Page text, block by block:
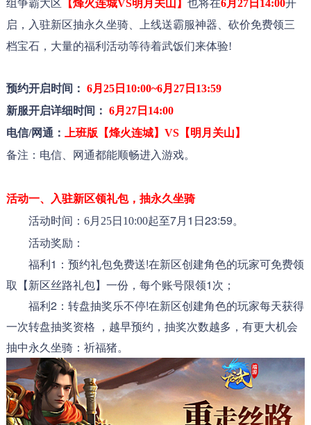
组争霸大区 【烽火连城VS明月关山】 也将在6月27日14:00开
启，入驻新区抽永久坐骑、上线送霸服神器、砍价免费领三
档宝石，大量的福利活动等待着武饭们来体验!
预约开启时间： 6月25日10:00~6月27日13:59
新服开启详细时间： 6月27日14:00
电信/网通：
上班版【烽火连城】VS【明月关山 】
备注：电信、网通都能顺畅进入游戏。
活动一、入驻新区领礼包，抽永久坐骑
活动时间：6月25日10:00起至7月1日23:59。
活动奖励：
福利1：预约礼包免费送!在新区创建角色的玩家可免费领
取【新区丝路礼包】一份，每个账号限领1次；
福利2：转盘抽奖乐不停!在新区创建角色的玩家每天获得
一次转盘抽奖资格 ，越早预约，抽奖次数越多，有更大机会
抽中永久坐骑：祈福猪。